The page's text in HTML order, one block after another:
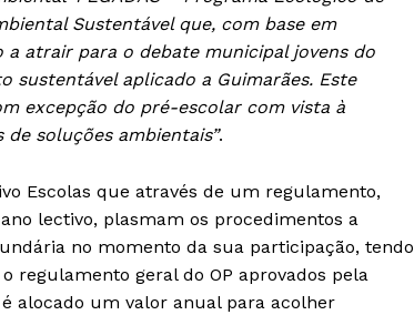
Europa
Grande Entrevista
Publicidade
Quero ser Assinante
Sustentável que, com base em
atrair para o debate municipal jovens do
sustentável aplicado a Guimarães. Este
excepção do pré-escolar com vista à
soluções ambientais”.
Escolas que através de um regulamento,
lectivo, plasmam os procedimentos a
no momento da sua participação, tendo
regulamento geral do OP aprovados pela
alocado um valor anual para acolher